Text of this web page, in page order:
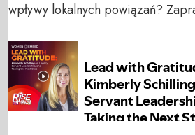
wpływy lokalnych powiązań?